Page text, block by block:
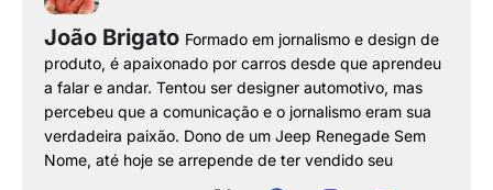
João Brigato Formado em jornalismo e design de
produto, é apaixonado por carros desde que aprendeu
a falar e andar. Tentou ser designer automotivo, mas
percebeu que a comunicação e o jornalismo eram sua
verdadeira paixão. Dono de um Jeep Renegade Sem
Nome, até hoje se arrepende de ter vendido seu